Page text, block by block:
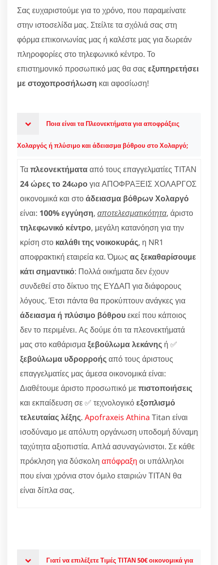
Σας ευχαριστούμε για το χρόνο, που παραμείνατε
στην ιστοσελίδα μας. Στείλτε τα σχόλιά σας στη
φόρμα επικοινωνίας μας ή καλέστε μας για δωρεάν
πληροφορίες στο τηλεφωνικό κέντρο. Το
επιστημονικό προσωπικό μας θα σας εξυπηρετήσει
με στοχοπροσήλωση και αφοσίωση!
Ποια είναι τα Πλεονεκτήματα για αποφράξεις
Χολαργός ή πλύσιμο και άδειασμα βόθρου στο Χολαργό;
Ταπλεονεκτήματααπό τους επαγγελματίες ΤΙΤΑΝ
24 ώρες το 24ωρογια ΑΠΟΦΡΑΞΕΙΣ ΧΟΛΑΡΓΟΣ
οικονομικά και στοάδειασμα βόθρων Χολαργό
είναι: 100% εγγύηση, αποτελεσματικότητα, άριστο
τηλεφωνικό κέντρο, μεγάλη κατανόηση για την
κρίση στο καλάθι της νοικοκυράς, η NR1
αποφρακτική εταιρεία κα. Όμως ας ξεκαθαρίσουμε
κάτι σημαντικό: Πολλά οικήματα δεν έχουν
συνδεθεί στο δίκτυο της ΕΥΔΑΠ για διάφορους
λόγους. Έτσι πάντα θα προκύπτουν ανάγκες για
άδειασμα ή πλύσιμο βόθρουεκεί που κάποιος
δεν το περιμένει. Ας δούμε ότι τα πλεονεκτήματά
μας στο καθάρισμαξεβούλωμα λεκάνης ή ✅
ξεβούλωμα υδρορροήςαπό τους άριστους
επαγγελματίες μας άμεσα οικονομικά είναι:
Διαθέτουμε άριστο προσωπικό μεπιστοποιήσεις
και εκπαίδευση σε ✅ τεχνολογικόεξοπλισμό
τελευταίας λέξης. Apofraxeis Athina Titan είναι
ισοδύναμο με απόλυτη οργάνωση υποδομή δύναμη
ταχύτητα αξιοπιστία. Απλά ασυναγώνιστοι. Σε κάθε
πρόκληση για δύσκολη απόφραξη οι υπάλληλοι
που είναι χρόνια στον όμιλο εταιριών ΤΙΤΑΝ θα
είναι δίπλα σας.
Γιατί να επιλέξετε Τιμές ΤΙΤΑΝ 50€ οικονομικά για